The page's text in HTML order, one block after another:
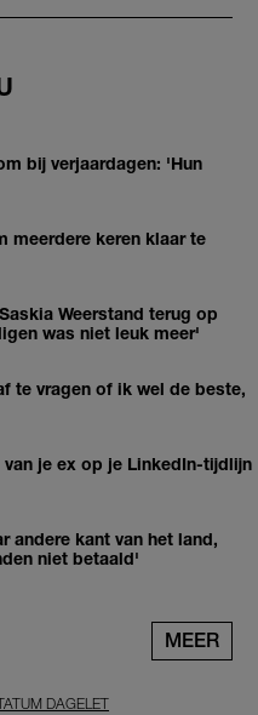
bij verjaardagen: 'Hun
meerdere keren klaar te
Weerstand terug op
was niet leuk meer'
te vragen of ik wel de beste,
je ex op je LinkedIn-tijdlijn
andere kant van het land,
niet betaald'
MEER
DAGELET